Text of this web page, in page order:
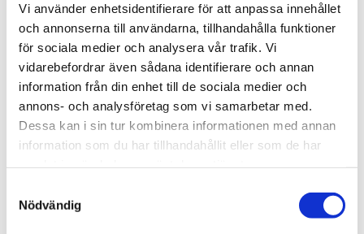
Vi använder enhetsidentifierare för att anpassa innehållet
och annonserna till användarna, tillhandahålla funktioner
för sociala medier och analysera vår trafik. Vi
vidarebefordrar även sådana identifierare och annan
information från din enhet till de sociala medier och
annons- och analysföretag som vi samarbetar med.
Dessa kan i sin tur kombinera informationen med annan
information som du har tillhandahållit eller som de har
Nödvändig